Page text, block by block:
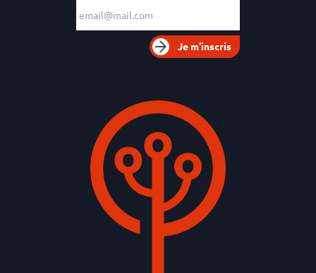
Adresse e-mail
Je m'inscris